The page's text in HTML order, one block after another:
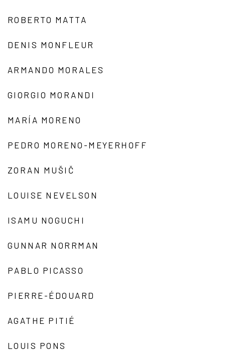
ROBERTO MATTA
DENIS MONFLEUR
ARMANDO MORALES
GIORGIO MORANDI
MARÍA MORENO
PEDRO MORENO-MEYERHOFF
ZORAN MUŠIČ
LOUISE NEVELSON
ISAMU NOGUCHI
GUNNAR NORRMAN
PABLO PICASSO
PIERRE-ÉDOUARD
AGATHE PITIÉ
LOUIS PONS